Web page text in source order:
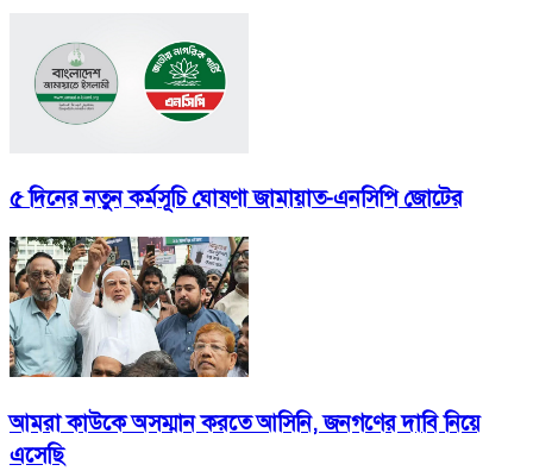
৫ দিনের নতুন কর্মসূচি ঘোষণা জামায়াত-এনসিপি জোটের
আমরা কাউকে অসম্মান করতে আসিনি, জনগণের দাবি নিয়ে
এসেছি